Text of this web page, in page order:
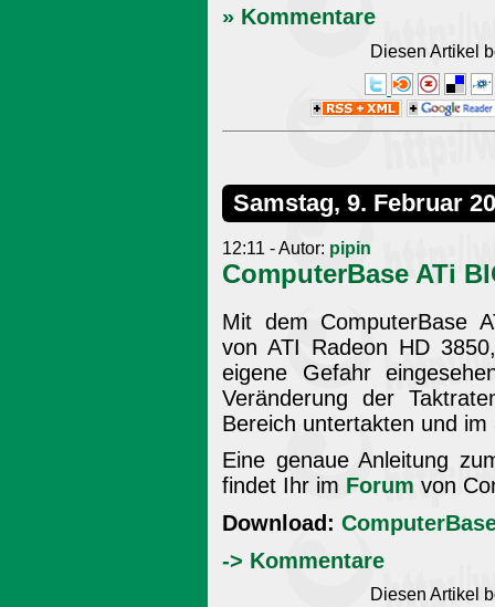
» Kommentare
Diesen Artikel
Samstag, 9. Februar
12:11 - Autor: pipin
ComputerBase ATi
Mit dem ComputerBase
von ATI Radeon HD
eigene Gefahr
Veränderung der
Bereich untertakten und
Eine genaue Anleitung
findet Ihr im Forum von
Download:
-> Kommentare
Diesen Artikel